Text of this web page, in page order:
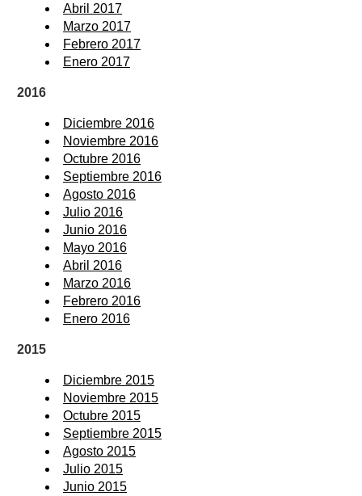
Abril 2017
Marzo 2017
Febrero 2017
Enero 2017
2016
Diciembre 2016
Noviembre 2016
Octubre 2016
Septiembre 2016
Agosto 2016
Julio 2016
Junio 2016
Mayo 2016
Abril 2016
Marzo 2016
Febrero 2016
Enero 2016
2015
Diciembre 2015
Noviembre 2015
Octubre 2015
Septiembre 2015
Agosto 2015
Julio 2015
Junio 2015